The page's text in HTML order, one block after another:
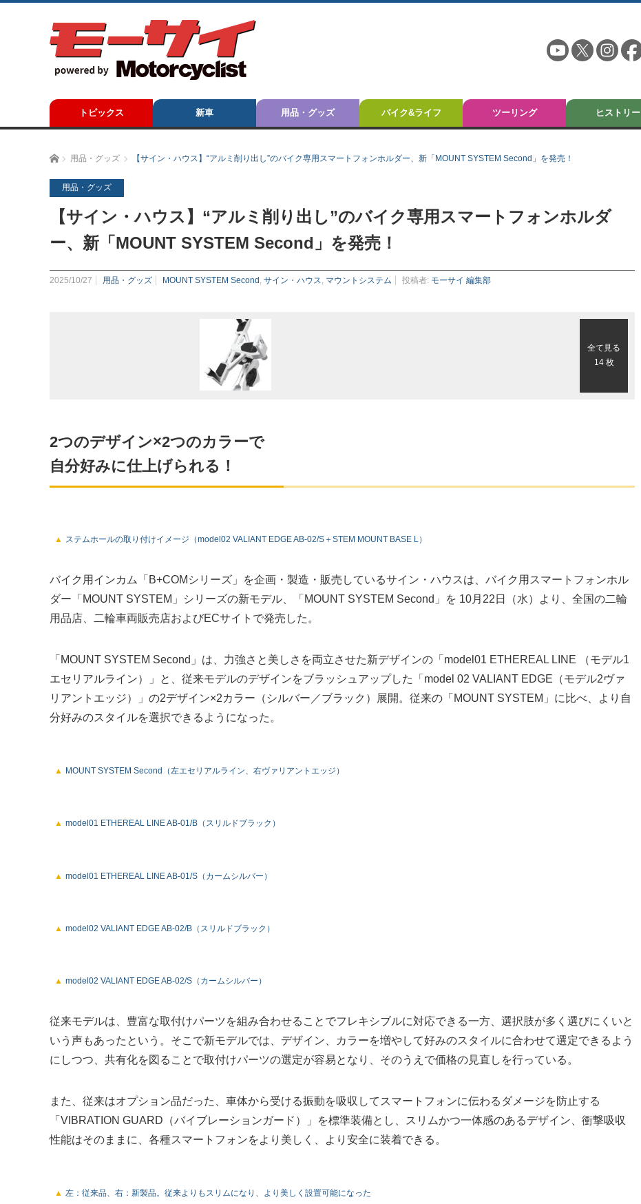
トピックス 新車 用品・グッズ バイク&ライフ ツーリング ヒストリー
ホーム用品・グッズ 【サイン・ハウス】“アルミ削り出し”のバイク専用スマートフォンホルダー、新「MOUNT SYSTEM Second」を発売！
用品・グッズ
【サイン・ハウス】“アルミ削り出し”のバイク専用スマートフォンホルダ
ー、新「MOUNT SYSTEM Second」を発売！
2025/10/27 用品・グッズ MOUNT SYSTEM Second サイン・ハウス マウントシステム 投稿者: モーサイ 編集部
全て見る
14 枚
2つのデザイン×2つのカラーで
自分好みに仕上げられる！
ステムホールの取り付けイメージ（model02 VALIANT EDGE AB-02/S＋STEM MOUNT BASE L）
バイク用インカム「B+COMシリーズ」を企画・製造・販売しているサイン・ハウスは、バイク用スマートフォンホル
ダー「MOUNT SYSTEM」シリーズの新モデル、「MOUNT SYSTEM Second」を 10月22日（水）より、全国の二輪
用品店、二輪車両販売店およびECサイトで発売した。
「MOUNT SYSTEM Second」は、力強さと美しさを両立させた新デザインの「model01 ETHEREAL LINE （モデル1
エセリアルライン）」と、従来モデルのデザインをブラッシュアップした「model 02 VALIANT EDGE（モデル2ヴァ
リアントエッジ）」の2デザイン×2カラー（シルバー／ブラック）展開。従来の「MOUNT SYSTEM」に比べ、より自
分好みのスタイルを選択できるようになった。
MOUNT SYSTEM Second（左エセリアルライン、右ヴァリアントエッジ）
model01 ETHEREAL LINE AB-01/B（スリルドブラック）
model01 ETHEREAL LINE AB-01/S（カームシルバー）
model02 VALIANT EDGE AB-02/B（スリルドブラック）
model02 VALIANT EDGE AB-02/S（カームシルバー）
従来モデルは、豊富な取付けパーツを組み合わせることでフレキシブルに対応できる一方、選択肢が多く選びにくいと
いう声もあったという。そこで新モデルでは、デザイン、カラーを増やして好みのスタイルに合わせて選定できるよう
にしつつ、共有化を図ることで取付けパーツの選定が容易となり、そのうえで価格の見直しを行っている。
また、従来はオプション品だった、車体から受ける振動を吸収してスマートフォンに伝わるダメージを防止する
「VIBRATION GUARD（バイブレーションガード）」を標準装備とし、スリムかつ一体感のあるデザイン、衝撃吸収
性能はそのままに、各種スマートフォンをより美しく、より安全に装着できる。
左：従来品、右：新製品。従来よりもスリムになり、より美しく設置可能になった